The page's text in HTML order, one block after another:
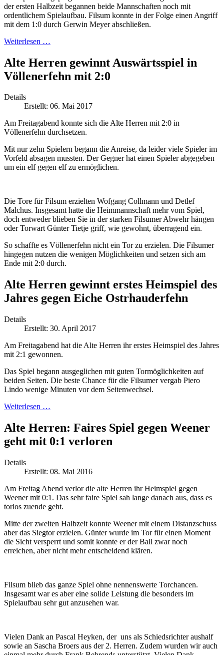
der ersten Halbzeit begannen beide Mannschaften noch mit
ordentlichem Spielaufbau. Filsum konnte in der Folge einen Angriff
mit dem 1:0 durch Gerwin Meyer abschließen.
Weiterlesen …
Alte Herren gewinnt Auswärtsspiel in
Völlenerfehn mit 2:0
Details
Erstellt: 06. Mai 2017
Am Freitagabend konnte sich die Alte Herren mit 2:0 in
Völlenerfehn durchsetzen.
Mit nur zehn Spielern begann die Anreise, da leider viele Spieler im
Vorfeld absagen mussten. Der Gegner hat einen Spieler abgegeben
um ein elf gegen elf zu ermöglichen.
Die Tore für Filsum erzielten Wofgang Collmann und Detlef
Malchus. Insgesamt hatte die Heimmannschaft mehr vom Spiel,
doch entweder blieben Sie in der starken Filsumer Abwehr hängen
oder Torwart Günter Tietje griff, wie gewohnt, überragend ein.
So schaffte es Völlenerfehn nicht ein Tor zu erzielen. Die Filsumer
hingegen nutzen die wenigen Möglichkeiten und setzen sich am
Ende mit 2:0 durch.
Alte Herren gewinnt erstes Heimspiel des
Jahres gegen Eiche Ostrhauderfehn
Details
Erstellt: 30. April 2017
Am Freitagabend hat die Alte Herren ihr erstes Heimspiel des Jahres
mit 2:1 gewonnen.
Das Spiel begann ausgeglichen mit guten Tormöglichkeiten auf
beiden Seiten. Die beste Chance für die Filsumer vergab Piero
Lindo wenige Minuten vor dem Seitenwechsel.
Weiterlesen …
Alte Herren: Faires Spiel gegen Weener
geht mit 0:1 verloren
Details
Erstellt: 08. Mai 2016
Am Freitag Abend verlor die alte Herren ihr Heimspiel gegen
Weener mit 0:1. Das sehr faire Spiel sah lange danach aus, dass es
torlos zuende geht.
Mitte der zweiten Halbzeit konnte Weener mit einem Distanzschuss
aber das Siegtor erzielen. Günter wurde im Tor für einen Moment
die Sicht versperrt und somit konnte er der Ball zwar noch
erreichen, aber nicht mehr entscheidend klären.
Filsum blieb das ganze Spiel ohne nennenswerte Torchancen.
Insgesamt war es aber eine solide Leistung die besonders im
Spielaufbau sehr gut anzusehen war.
Vielen Dank an Pascal Heyken, der uns als Schiedsrichter aushalf
sowie an Sascha Broers aus der 2. Herren. Zudem wurden wir auch